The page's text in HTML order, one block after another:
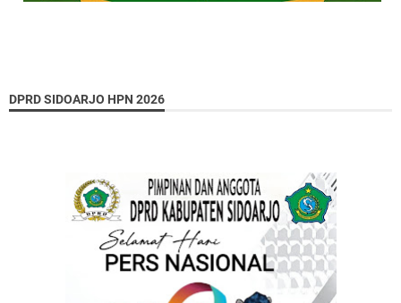
DPRD SIDOARJO HPN 2026